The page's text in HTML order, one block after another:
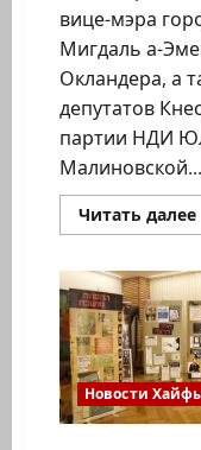
вице-мэра
Мигдаль а-
Окландера, а
депутатов
партии НДИ
Малиновской...
Читать далее
Новости